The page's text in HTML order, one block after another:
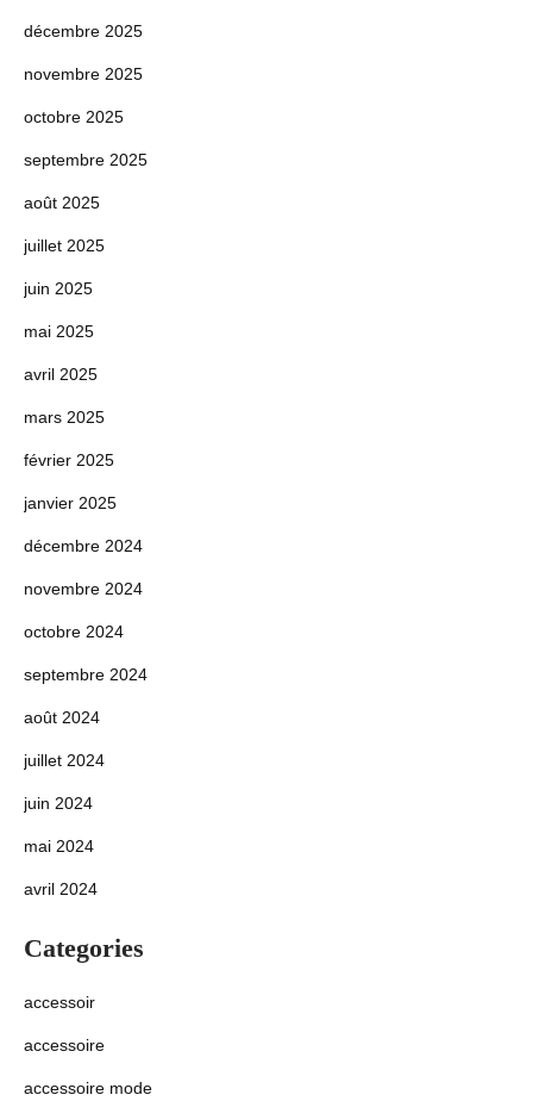
décembre 2025
novembre 2025
octobre 2025
septembre 2025
août 2025
juillet 2025
juin 2025
mai 2025
avril 2025
mars 2025
février 2025
janvier 2025
décembre 2024
novembre 2024
octobre 2024
septembre 2024
août 2024
juillet 2024
juin 2024
mai 2024
avril 2024
Categories
accessoir
accessoire
accessoire mode